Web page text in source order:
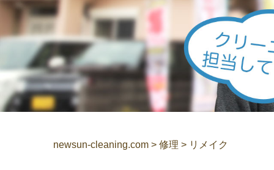
newsun-cleaning.com > 修理 > リメイク